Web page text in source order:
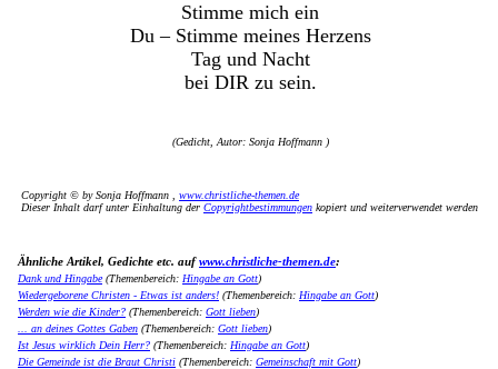
Stimme mich ein
Du – Stimme meines Herzens
Tag und Nacht
bei DIR zu sein.
(Gedicht, Autor: Sonja Hoffmann )
Copyright © by Sonja Hoffmann , www.christliche-themen.de
Dieser Inhalt darf unter Einhaltung der Copyrightbestimmungen kopiert und weiterverwendet werden
Ähnliche Artikel, Gedichte etc. aufwww.christliche-themen.de:
Dank und Hingabe(Themenbereich: Hingabe an Gott)
Wiedergeborene Christen - Etwas ist anders! (Themenbereich: Hingabe an Gott)
Werden wie die Kinder? (Themenbereich: Gott lieben)
... an deines Gottes Gaben (Themenbereich: Gott lieben)
Ist Jesus wirklich Dein Herr? (Themenbereich: Hingabe an Gott)
Die Gemeinde ist die Braut Christi (Themenbereich: Gemeinschaft mit Gott)